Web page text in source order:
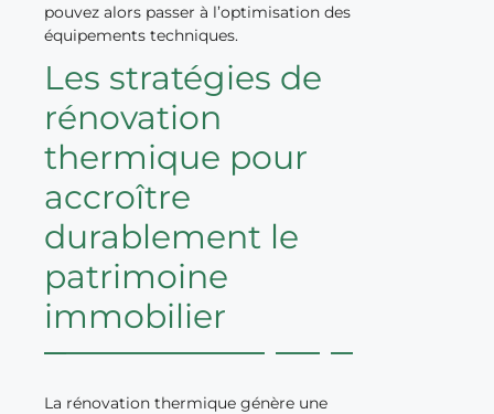
pouvez alors passer à l’optimisation des
équipements techniques.
Les stratégies de
rénovation
thermique pour
accroître
durablement le
patrimoine
immobilier
La rénovation thermique génère une